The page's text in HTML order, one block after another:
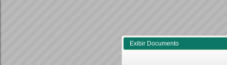
Exibir Documento